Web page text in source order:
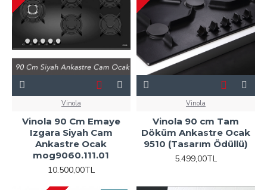
Vinola
Vinola 90 Cm Emaye
Izgara Siyah Cam
Ankastre Ocak
mog9060.111.01
10.500,00TL
Vinola
Vinola 90 cm Tam
Döküm Ankastre Ocak
9510 (Tasarım Ödüllü)
5.499,00TL